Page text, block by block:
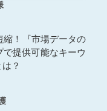
縮！『市場データの
提供可能なキーウ
？